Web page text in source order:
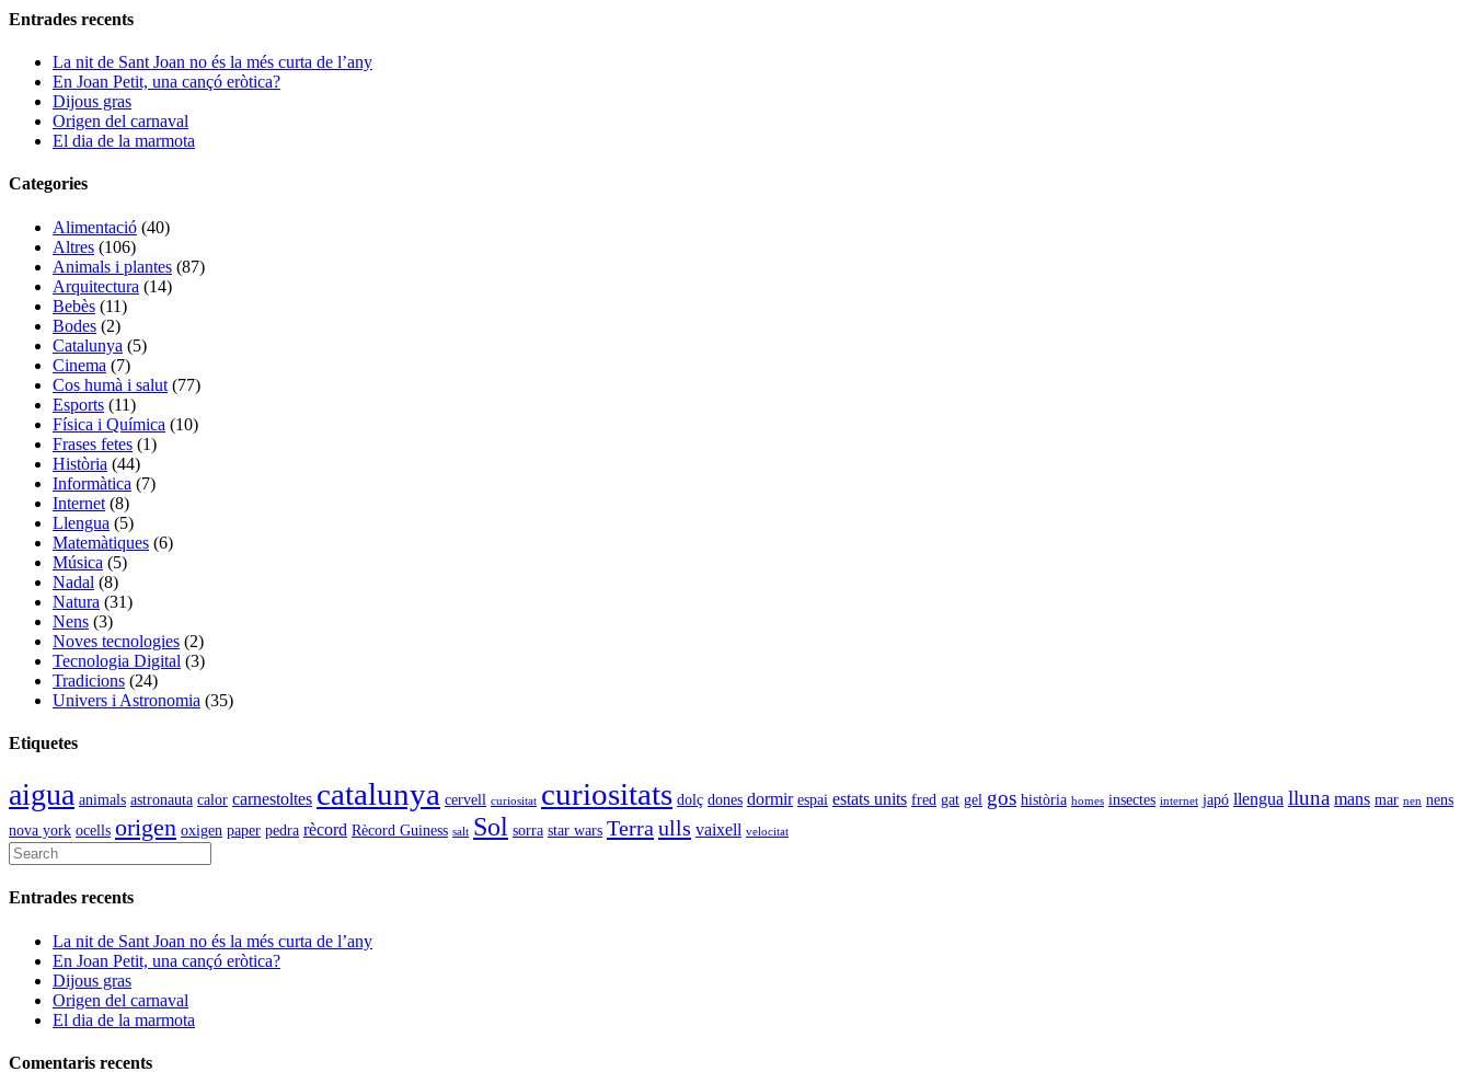
Entrades recents
La nit de Sant Joan no és la més curta de l’any
En Joan Petit, una cançó eròtica?
Dijous gras
Origen del carnaval
El dia de la marmota
Categories
Alimentació (40)
Altres (106)
Animals i plantes (87)
Arquitectura (14)
Bebès (11)
Bodes (2)
Catalunya (5)
Cinema (7)
Cos humà i salut (77)
Esports (11)
Física i Química (10)
Frases fetes (1)
Història (44)
Informàtica (7)
Internet (8)
Llengua (5)
Matemàtiques (6)
Música (5)
Nadal (8)
Natura (31)
Nens (3)
Noves tecnologies (2)
Tecnologia Digital (3)
Tradicions (24)
Univers i Astronomia (35)
Etiquetes
aigua animals astronauta calor carnestoltes catalunya cervell curiositat curiositats dolç dones dormir espai estats units fred gat gel gos història homes insectes internet japó llengua lluna mans mar nen nens
nova york ocells origen oxigen paper pedra rècord Rècord Guiness salt Sol sorra star wars Terra ulls vaixell velocitat
Entrades recents
La nit de Sant Joan no és la més curta de l’any
En Joan Petit, una cançó eròtica?
Dijous gras
Origen del carnaval
El dia de la marmota
Comentaris recents